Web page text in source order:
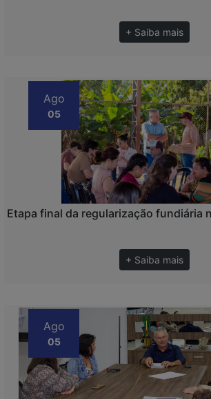
+ Saiba mais
Ago
05
Etapa final da regularização fundiária
+ Saiba mais
Ago
05